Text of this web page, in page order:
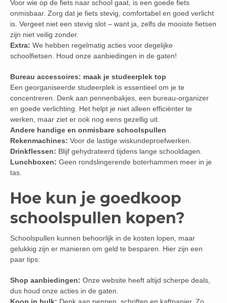
Voor wie op de fiets naar school gaat, is een goede fiets
onmisbaar. Zorg dat je fiets stevig, comfortabel en goed verlicht
is. Vergeet niet een stevig slot – want ja, zelfs de mooiste fietsen
zijn niet veilig zonder.
Extra: We hebben regelmatig acties voor degelijke
schoolfietsen. Houd onze aanbiedingen in de gaten!
Bureau accessoires: maak je studeerplek top
Een georganiseerde studeerplek is essentieel om je te
concentreren. Denk aan pennenbakjes, een bureau-organizer
en goede verlichting. Het helpt je niet alleen efficiënter te
werken, maar ziet er ook nog eens gezellig uit.
Andere handige en onmisbare schoolspullen
Rekenmachines: Voor de lastige wiskundeproefwerken.
Drinkflessen: Blijf gehydrateerd tijdens lange schooldagen.
Lunchboxen: Geen rondslingerende boterhammen meer in je
tas.
Hoe kun je goedkoop
schoolspullen kopen?
Schoolspullen kunnen behoorlijk in de kosten lopen, maar
gelukkig zijn er manieren om geld te besparen. Hier zijn een
paar tips:
Shop aanbiedingen: Onze website heeft altijd scherpe deals,
dus houd onze acties in de gaten.
Koop in bulk: Denk aan pennen, schriften en kaftpapier. Zo